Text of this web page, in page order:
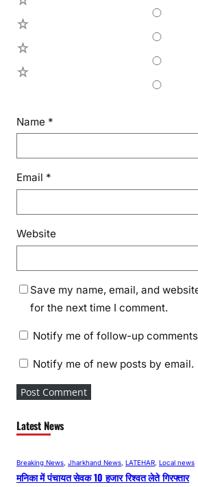
Name *
Email *
Website
Save my name, email, and
for the next time I comment.
Notify me of follow-up
Notify me of new posts by email.
Latest News
Breaking News Jharkhand News LATEHAR Local news
मनिका में पंचायत सेवक 10 हजार रिश्वत लेते गिरफ्तार